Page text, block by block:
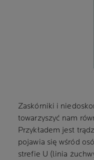
Zaskórniki i
towarzyszyć nam
Przykładem jest
pojawia się wśród
strefie U (linia